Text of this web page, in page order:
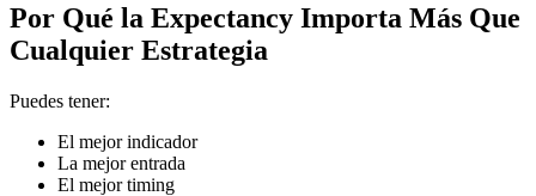
Por Qué la Expectancy Importa Más Que
Cualquier Estrategia
Puedes tener:
El mejor indicador
La mejor entrada
El mejor timing